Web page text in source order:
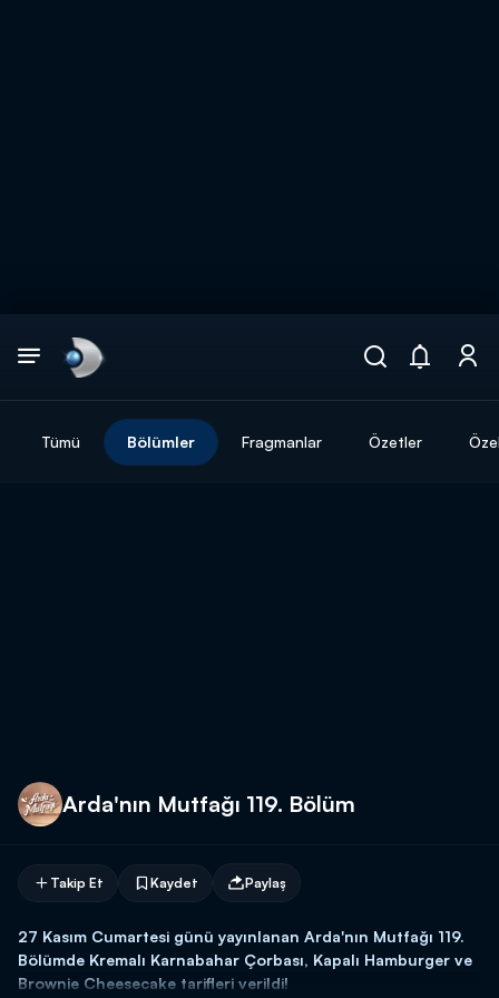
Tümü Bölümler Fragmanlar Özetler
Arda'nın Mutfağı 119. Bölüm
Takip Et Kaydet Paylaş
27 Kasım Cumartesi günü yayınlanan Arda'nın Mutfağı 119.
Bölümde Kremalı Karnabahar Çorbası, Kapalı Hamburger ve
Brownie Cheesecake tarifleri verildi!